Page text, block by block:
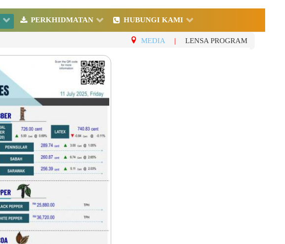
PERKHIDMATAN HUBUNGI KAMI
MEDIA | LENSA PROGRAM